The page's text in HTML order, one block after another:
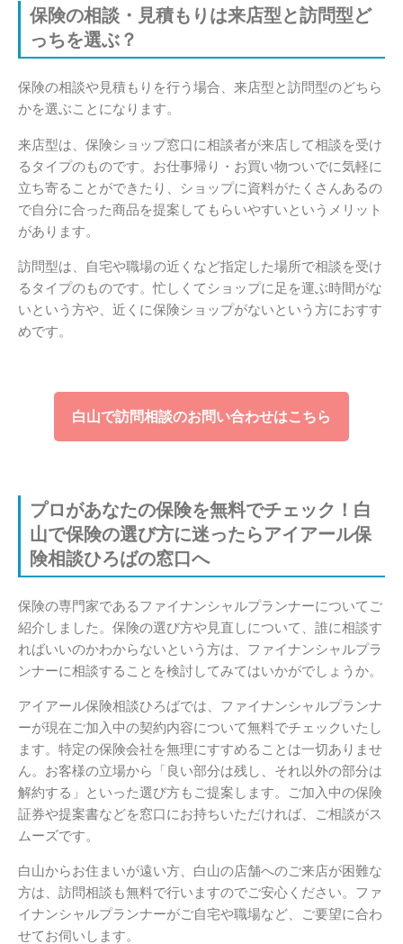
保険の相談・見積もりは来店型と訪問型ど
っちを選ぶ？
保険の相談や見積もりを行う場合、来店型と訪問型のどちら
かを選ぶことになります。
来店型は、保険ショップ窓口に相談者が来店して相談を受け
るタイプのものです。お仕事帰り・お買い物ついでに気軽に
立ち寄ることができたり、ショップに資料がたくさんあるの
で自分に合った商品を提案してもらいやすいというメリット
があります。
訪問型は、自宅や職場の近くなど指定した場所で相談を受け
るタイプのものです。忙しくてショップに足を運ぶ時間がな
いという方や、近くに保険ショップがないという方におすす
めです。
白山で訪問相談のお問い合わせはこちら
プロがあなたの保険を無料でチェック！白
山で保険の選び方に迷ったらアイアール保
険相談ひろばの窓口へ
保険の専門家であるファイナンシャルプランナーについてご
紹介しました。保険の選び方や見直しについて、誰に相談す
ればいいのかわからないという方は、ファイナンシャルプラ
ンナーに相談することを検討してみてはいかがでしょうか。
アイアール保険相談ひろばでは、ファイナンシャルプランナ
ーが現在ご加入中の契約内容について無料でチェックいたし
ます。特定の保険会社を無理にすすめることは一切ありませ
ん。お客様の立場から「良い部分は残し、それ以外の部分は
解約する」といった選び方もご提案します。ご加入中の保険
証券や提案書などを窓口にお持ちいただければ、ご相談がス
ムーズです。
白山からお住まいが遠い方、白山の店舗へのご来店が困難な
方は、訪問相談も無料で行いますのでご安心ください。ファ
イナンシャルプランナーがご自宅や職場など、ご要望に合わ
せてお伺いします。